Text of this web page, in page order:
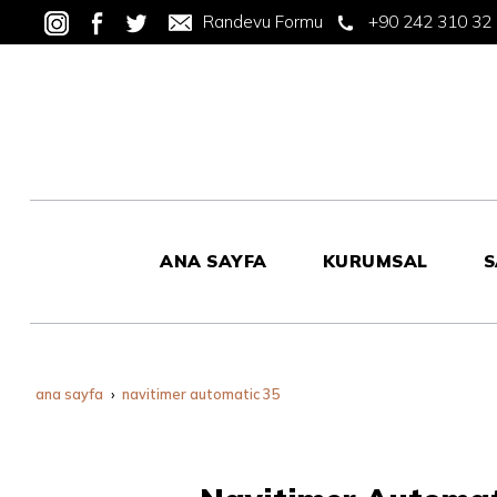
Randevu Formu +90 242 310 32
ANA SAYFA KURUMSAL
ana sayfa navitimer automatic 35